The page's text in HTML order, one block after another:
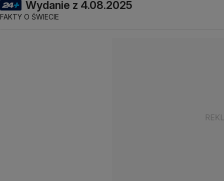
Wydanie z 4.08.2025
FAKTY O ŚWIECIE